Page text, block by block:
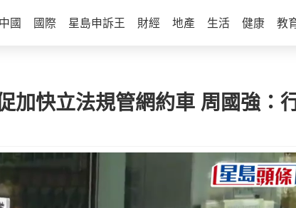
中國 國際 星島申訴王 財經 地產 生活 健康 教
加快立法規管網約車 周國強：